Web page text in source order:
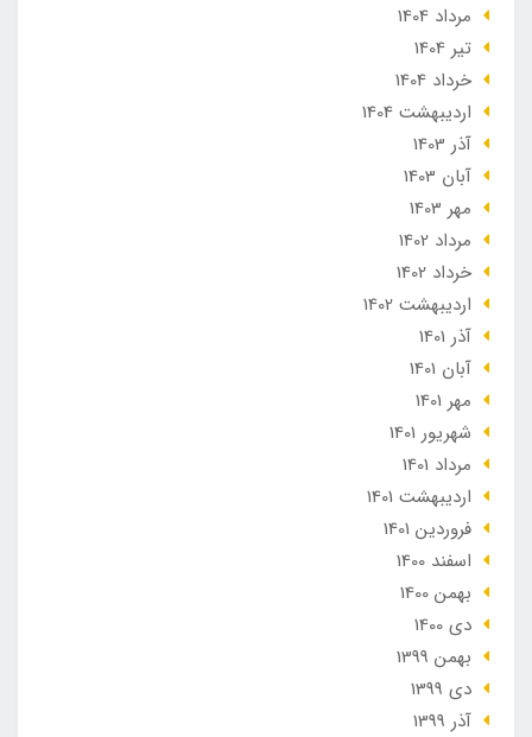
مرداد 1404
تير 1404
خرداد 1404
ارديبهشت 1404
آذر 1403
آبان 1403
مهر 1403
مرداد 1402
خرداد 1402
ارديبهشت 1402
آذر 1401
آبان 1401
مهر 1401
شهریور 1401
مرداد 1401
ارديبهشت 1401
فروردین 1401
اسفند 1400
بهمن 1400
دی 1400
بهمن 1399
دی 1399
آذر 1399